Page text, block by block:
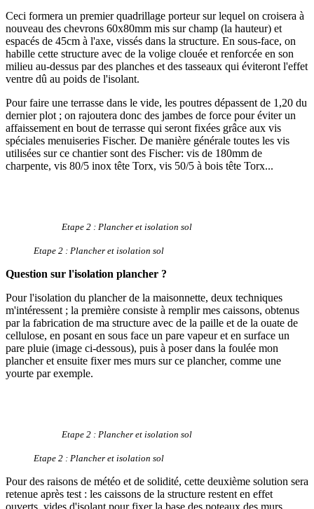
Ceci formera un premier quadrillage porteur sur lequel on croisera à
nouveau des chevrons 60x80mm mis sur champ (la hauteur) et
espacés de 45cm à l'axe, vissés dans la structure. En sous-face, on
habille cette structure avec de la volige clouée et renforcée en son
milieu au-dessus par des planches et des tasseaux qui éviteront l'effet
ventre dû au poids de l'isolant.
Pour faire une terrasse dans le vide, les poutres dépassent de 1,20 du
dernier plot ; on rajoutera donc des jambes de force pour éviter un
affaissement en bout de terrasse qui seront fixées grâce aux vis
spéciales menuiseries Fischer. De manière générale toutes les vis
utilisées sur ce chantier sont des Fischer: vis de 180mm de
charpente, vis 80/5 inox tête Torx, vis 50/5 à bois tête Torx...
Etape 2 : Plancher et isolation sol
Etape 2 : Plancher et isolation sol
Question sur l'isolation plancher ?
Pour l'isolation du plancher de la maisonnette, deux techniques
m'intéressent ; la première consiste à remplir mes caissons, obtenus
par la fabrication de ma structure avec de la paille et de la ouate de
cellulose, en posant en sous face un pare vapeur et en surface un
pare pluie (image ci-dessous), puis à poser dans la foulée mon
plancher et ensuite fixer mes murs sur ce plancher, comme une
yourte par exemple.
Etape 2 : Plancher et isolation sol
Etape 2 : Plancher et isolation sol
Pour des raisons de météo et de solidité, cette deuxième solution sera
retenue après test : les caissons de la structure restent en effet
ouverts, vides d'isolant pour fixer la base des poteaux des murs